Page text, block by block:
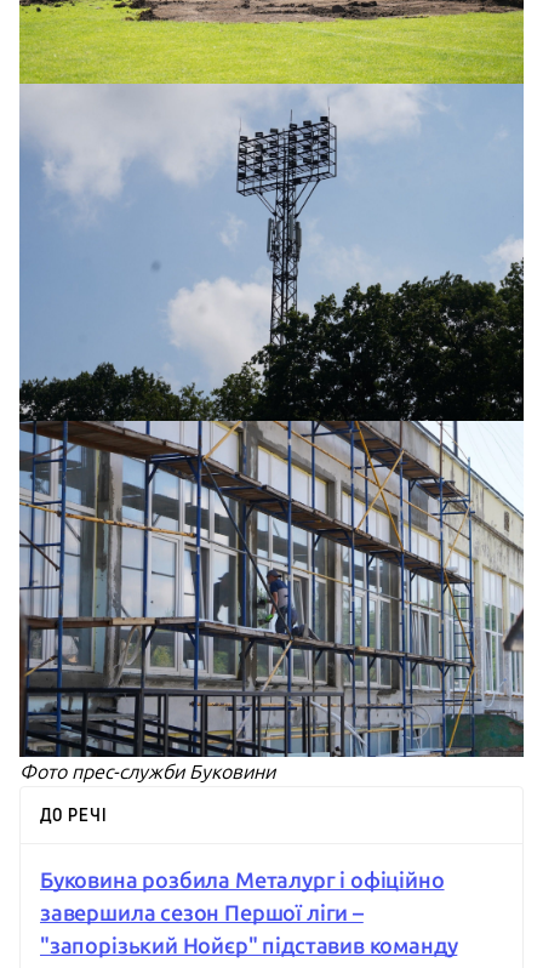
Фото прес-служби Буковини
ДО РЕЧІ
Буковина розбила Металург і офіційно
завершила сезон Першої ліги –
"запорізький Нойєр" підставив команду